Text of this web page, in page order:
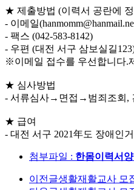
★ 제출방법 (이력서 공란에
- 이메일
- 팩스 (042-583-8142)
- 우편 (대전 서구 삼보실길
※이메일 접수를 우선합니다.
★ 심사방법
- 서류심사→면접→범죄조회,
★ 급여
- 대전 서구 2021年도 장애인
첨부파일 : 한몸이력서
이전글생활재활교사 모